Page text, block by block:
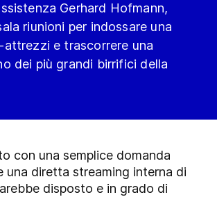
Gerhard Hofmann,
riunioni per indossare una
e trascorrere una
dei più grandi birrifici della
con una semplice domanda
una diretta streaming interna di
disposto e in grado di